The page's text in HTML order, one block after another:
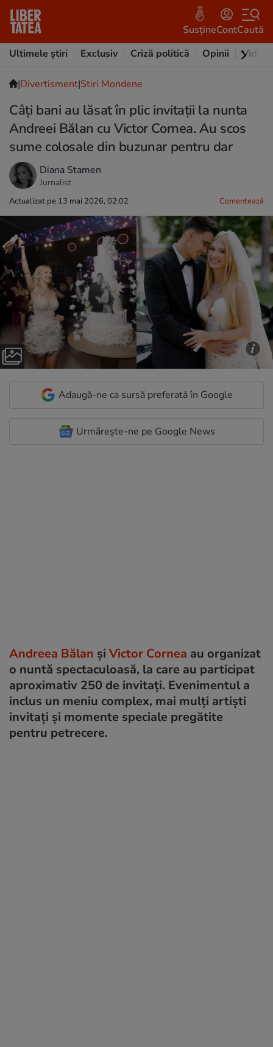
SusțineContCaută
Ultimele știri
Exclusiv Criză politică Opinii Video
|Divertisment|Stiri Mondene
Câți bani au lăsat în plic invitații la nunta
Andreei Bălan cu Victor Cornea. Au scos
sume colosale din buzunar pentru dar
Diana Stamen
Jurnalist
Actualizat pe 13 mai 2026, 02:02 Comentează
Adaugă-ne ca sursă preferată în Google
Urmărește-ne pe Google News
Andreea Bălan și Victor Cornea au organizat
o nuntă spectaculoasă, la care au participat
aproximativ 250 de invitați. Evenimentul a
inclus un meniu complex, mai mulți artiști
invitați și momente speciale pregătite
pentru petrecere.